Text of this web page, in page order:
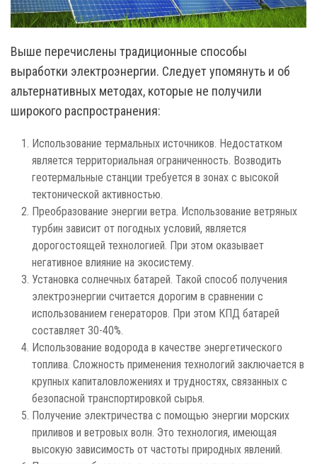
Выше перечислены традиционные способы
выработки электроэнергии. Следует упомянуть и об
альтернативных методах, которые не получили
широкого распространения:
Использование термальных источников. Недостатком
является территориальная ограниченность. Возводить
геотермальные станции требуется в зонах с высокой
тектонической активностью.
Преобразование энергии ветра. Использование ветряных
турбин зависит от погодных условий, является
дорогостоящей технологией. При этом оказывает
негативное влияние на экосистему.
Установка солнечных батарей. Такой способ получения
электроэнергии считается дорогим в сравнении с
использованием генераторов. При этом КПД батарей
составляет 30-40%.
Использование водорода в качестве энергетического
топлива. Сложность применения технологий заключается в
крупных капиталовложениях и трудностях, связанных с
безопасной транспортировкой сырья.
Получение электричества с помощью энергии морских
приливов и ветровых волн. Это технология, имеющая
высокую зависимость от частоты природных явлений.